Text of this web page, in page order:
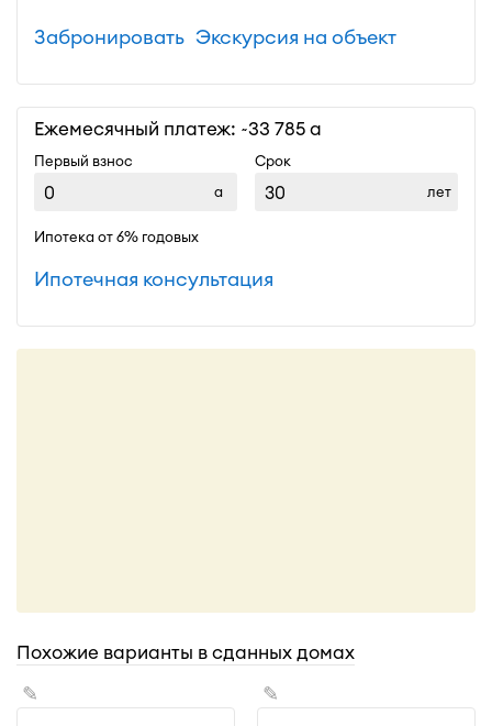
Экскурсия на объект
Забронировать
Ежемесячный платеж: ~33 785
Первый взнос
Срок
лет
Ипотека от 6% годовых
Ипотечная консультация
Похожие варианты в сданных домах
✎ ✎